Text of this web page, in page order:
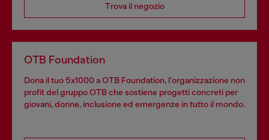
Trova il negozio
OTB Foundation
Dona il tuo 5x1000 a OTB Foundation, l’organizzazione non
profit del gruppo OTB che sostiene progetti concreti per
giovani, donne, inclusione ed emergenze in tutto il mondo.